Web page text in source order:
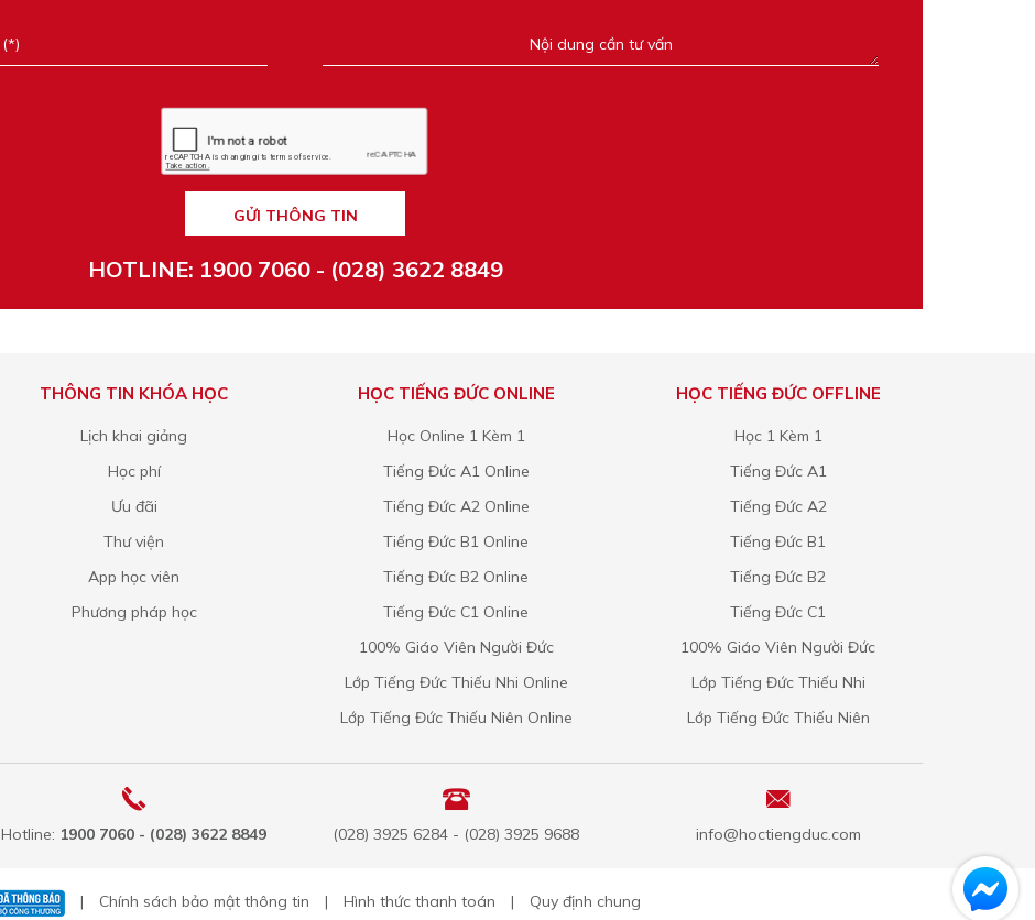
GỬI THÔNG TIN
HOTLINE: 1900 7060 - (028) 3622 8849
THÔNG TIN KHÓA HỌC
Lịch khai giảng
Học phí
Ưu đãi
Thư viện
App học viên
Phương pháp học
HỌC TIẾNG ĐỨC ONLINE
Học Online 1 Kèm 1
Tiếng Đức A1 Online
Tiếng Đức A2 Online
Tiếng Đức B1 Online
Tiếng Đức B2 Online
Tiếng Đức C1 Online
100% Giáo Viên Người Đức
Lớp Tiếng Đức Thiếu Nhi Online
Lớp Tiếng Đức Thiếu Niên Online
HỌC TIẾNG ĐỨC OFFLINE
Học 1 Kèm 1
Tiếng Đức A1
Tiếng Đức A2
Tiếng Đức B1
Tiếng Đức B2
Tiếng Đức C1
100% Giáo Viên Người Đức
Lớp Tiếng Đức Thiếu Nhi
Lớp Tiếng Đức Thiếu Niên
Hotline: 1900 7060 - (028) 3622 8849 (028) 3925 6284 - (028) 3925 9688 info@hoctiengduc.com
| Chính sách bảo mật thông tin | Hình thức thanh toán | Quy định chung